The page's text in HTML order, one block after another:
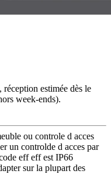
réception estimée dès le
week-ends).
ou controle d acces
un controlde d acces par